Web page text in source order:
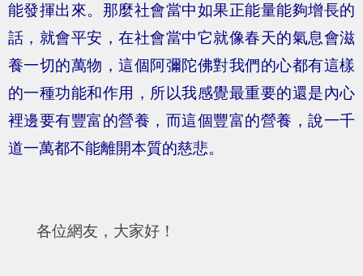
能發揮出來。那麼社會當中如果正能量能夠增長的
話，就會平安，在社會當中它就像春天的氣息會滋
養一切的萬物，這個阿彌陀佛對我們的心都有這樣
的一種功能和作用，所以我感覺最重要的還是內心
裡邊要有豐富的營養，而這個豐富的營養，說一千
道一萬都不能離開本質的慈悲。
各位網友，大家好！